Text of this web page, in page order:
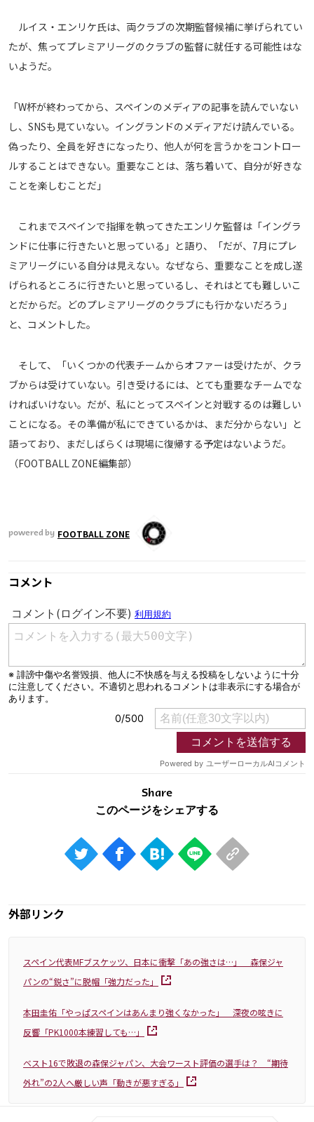
ご利用にあたって
プライバシーポリシー
お問い合わせ
Share
ルイス・エンリケ氏は、両クラブの次期監督候補に挙げられてい
たが、焦ってプレミアリーグのクラブの監督に就任する可能性はな
いようだ。
「W杯が終わってから、スペインのメディアの記事を読んでいない
し、SNSも見ていない。イングランドのメディアだけ読んでいる。
偽ったり、全員を好きになったり、他人が何を言うかをコントロー
ルすることはできない。重要なことは、落ち着いて、自分が好きな
ことを楽しむことだ」
これまでスペインで指揮を執ってきたエンリケ監督は「イングラ
ンドに仕事に行きたいと思っている」と語り、「だが、7月にプレ
ミアリーグにいる自分は見えない。なぜなら、重要なことを成し遂
げられるところに行きたいと思っているし、それはとても難しいこ
とだからだ。どのプレミアリーグのクラブにも行かないだろう」
と、コメントした。
そして、「いくつかの代表チームからオファーは受けたが、クラ
ブからは受けていない。引き受けるには、とても重要なチームでな
ければいけない。だが、私にとってスペインと対戦するのは難しい
ことになる。その準備が私にできているかは、まだ分からない」と
語っており、まだしばらくは現場に復帰する予定はないようだ。
（FOOTBALL ZONE編集部）
powered by FOOTBALL ZONE
コメント
Share
外部リンク
スペイン代表MFブスケッツ、日本に衝撃「あの強さは…」 森保ジャ
パンの“鋭さ”に脱帽「強力だった」
本田圭佑「やっぱスペインはあんまり強くなかった」 深夜の呟きに
反響「PK1000本練習しても…」
ベスト16で敗退の森保ジャパン、大会ワースト評価の選手は？ “期待
外れ”の2人へ厳しい声「動きが悪すぎる」